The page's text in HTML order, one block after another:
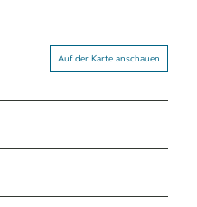
Auf der Karte anschauen